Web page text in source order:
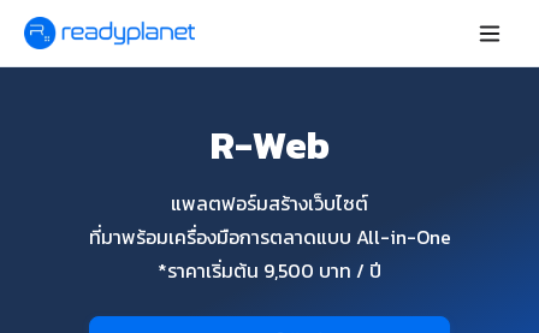
R-Web
แพลตฟอร์มสร้างเว็บไซต์
ที่มาพร้อมเครื่องมือการตลาดแบบ All-in-One
*ราคาเริ่มต้น 9,500 บาท / ปี